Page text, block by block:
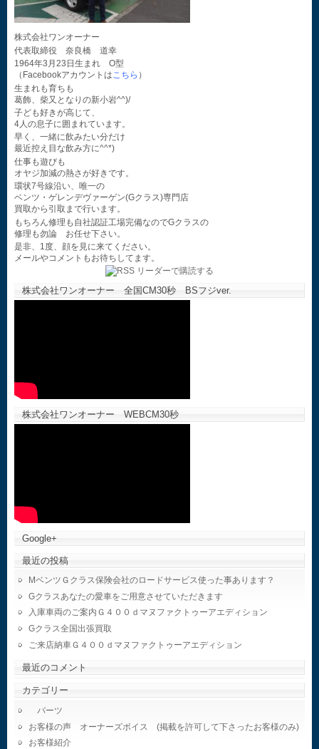
株式会社ワンオーナー
代表取締役 奈良橋 道幸
1964年3月23日生まれ O型
（Facebookアカウントはこちら ）
生まれも育ちも
葛飾、柴又となりの新小岩^^)/
子ども好きが高じて、
4人の息子に囲まれています。
早く、一緒に飲みたい分だけ
最近控え目な飲み方に^^*)
仕事も遊びも
オヤジ加減の熱さが好きです。
環状7号線沿い、唯一の
ベンツ・ゲレンデヴァーゲン(Gクラス)専門店
買取から引取まで行います。
もちろん修理も自社認証工場完備なのでGクラスの
修理も勿論 お任せ下さい。
是非、1度、顔を見に来てください。
メールやコメントもお待ちしてます。
株式会社ワンオーナー 全国CM30秒 BSフジver.
株式会社ワンオーナー WEBCM30秒
Google+
最近の投稿
MベンツＧクラス保険会社のロードサービス使った事あります？
Gクラスあなたの愛車をご用意させていただきます
入庫車両のご案内Ｇ４００ｄマヌファクトゥーアエディション
Gクラス全国出張買取
ご来店納車Ｇ４００ｄマヌファクトゥーアエディション
最近のコメント
カテゴリー
パーツ
お客様の声 オーナーズボイス (掲載を許可して下さったお客様のみ)
お客様紹介